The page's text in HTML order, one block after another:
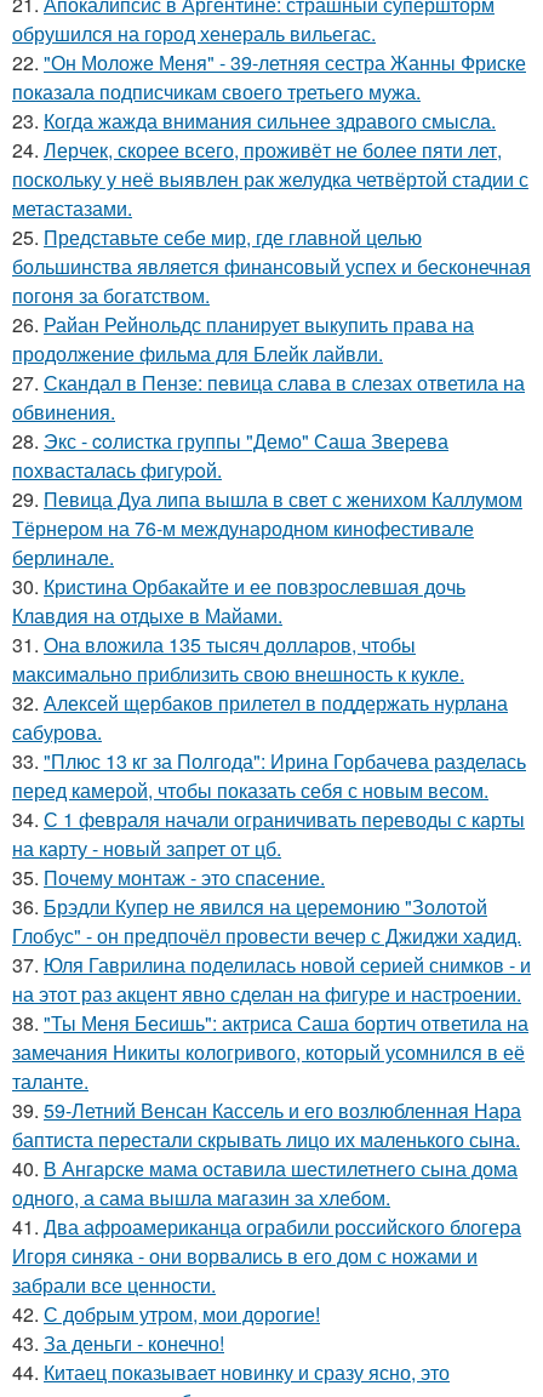
обрушился на город хенераль вильегас.
22. "Он Моложе Меня" - 39-летняя сестра Жанны Фриске
показала подписчикам своего третьего мужа.
23. Когда жажда внимания сильнее здравого смысла.
24. Лерчек, скорее всего, проживёт не более пяти лет,
поскольку у неё выявлен рак желудка четвёртой стадии с
метастазами.
25. Представьте себе мир, где главной целью
большинства является финансовый успех и бесконечная
погоня за богатством.
26. Райан Рейнольдс планирует выкупить права на
продолжение фильма для Блейк лайвли.
27. Скандал в Пензе: певица слава в слезах ответила на
обвинения.
28. Экс - coлистка группы "Демо" Саша Зверева
пoхвасталась фигуpoй.
29. Певица Дуа липа вышла в свет с женихом Каллумом
Тёрнером на 76-м международном кинофестивале
берлинале.
30. Кристина Орбакайте и ее повзрослевшая дочь
Клавдия на отдыхе в Майами.
31. Она вложила 135 тысяч долларов, чтобы
максимально приблизить свою внешность к кукле.
32. Алексей щербаков прилетел в поддержать нурлана
сабурова.
33. "Плюс 13 кг за Полгода": Ирина Горбачева разделась
перед камерой, чтобы показать себя с новым весом.
34. С 1 февраля начали ограничивать переводы с карты
на карту - новый запрет от цб.
35. Почему монтаж - это спасение.
36. Брэдли Купер не явился на церемонию "Золотой
Глобус" - он предпочёл провести вечер с Джиджи хадид.
37. Юля Гаврилина поделилась новой серией снимков - и
на этот раз акцент явно сделан на фигуре и настроении.
38. "Ты Меня Бесишь": актриса Саша бортич ответила на
замечания Никиты кологривого, который усомнился в её
таланте.
39. 59-Летний Венсан Кассель и его возлюбленная Нара
баптиста перестали скрывать лицо их маленького сына.
40. В Ангарске мама оставила шестилетнего сына дома
одного, а сама вышла магазин за хлебом.
41. Два афроамериканца ограбили российского блогера
Игоря синяка - они ворвались в его дом с ножами и
забрали все ценности.
42. С добрым утром, мои дорогие!
43. За деньги - конечно!
44. Китаец показывает новинку и сразу ясно, это